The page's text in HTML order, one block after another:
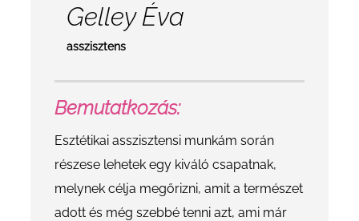
Gelley Éva
asszisztens
Bemutatkozás:
Esztétikai asszisztensi munkám során
részese lehetek egy kiváló csapatnak,
melynek célja megőrizni, amit a természet
adott és még szebbé tenni azt, ami már